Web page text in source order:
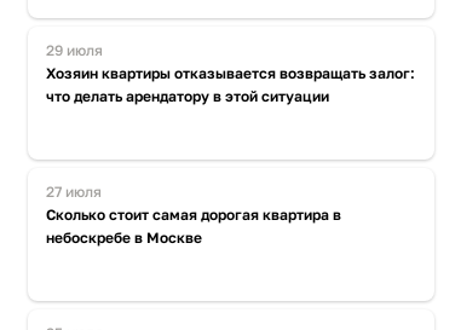
29 июля
Хозяин квартиры отказывается возвращать залог:
что делать арендатору в этой ситуации
27 июля
Сколько стоит самая дорогая квартира в
небоскребе в Москве